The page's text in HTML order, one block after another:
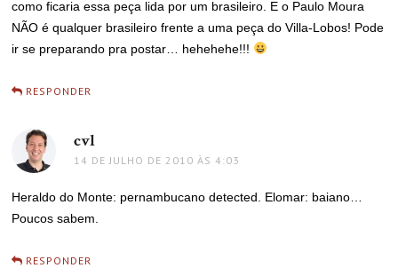
como ficaria essa peça lida por um brasileiro. E o Paulo Moura
NÃO é qualquer brasileiro frente a uma peça do Villa-Lobos! Pode
ir se preparando pra postar… hehehehe!!!
RESPONDER
cvl
14 DE JULHO DE 2010 ÀS 4:03
Heraldo do Monte: pernambucano detected. Elomar: baiano…
Poucos sabem.
RESPONDER